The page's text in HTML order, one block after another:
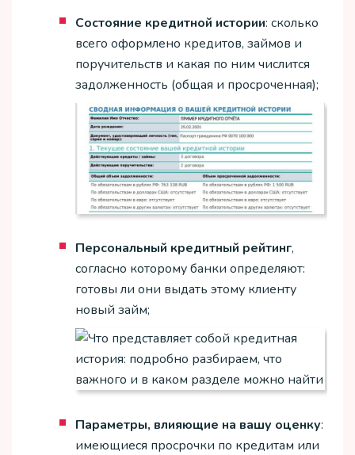
Состояние кредитной истории: сколько
всего оформлено кредитов, займов и
поручительств и какая по ним числится
задолженность (общая и просроченная);
Персональный кредитный рейтинг,
согласно которому банки определяют:
готовы ли они выдать этому клиенту
новый займ;
Параметры, влияющие на вашу оценку:
имеющиеся просрочки по кредитам или